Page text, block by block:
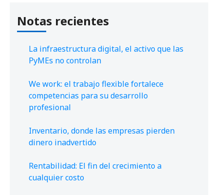
Notas recientes
La infraestructura digital, el activo que las
PyMEs no controlan
We work: el trabajo flexible fortalece
competencias para su desarrollo
profesional
Inventario, donde las empresas pierden
dinero inadvertido
Rentabilidad: El fin del crecimiento a
cualquier costo